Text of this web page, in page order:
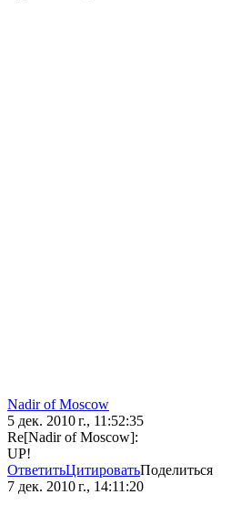
Nadir of Moscow
5 дек. 2010 г., 11:52:35
Re[Nadir of Moscow]:
UP!
ОтветитьЦитироватьПоделиться
7 дек. 2010 г., 14:11:20